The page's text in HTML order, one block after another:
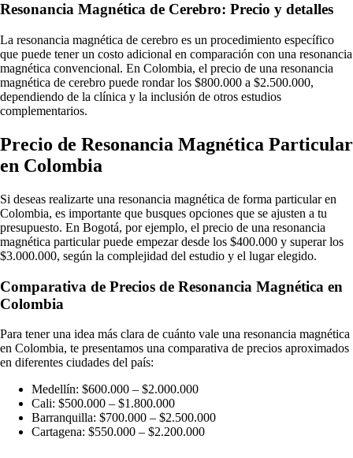
Resonancia Magnética de Cerebro: Precio y detalles
La resonancia magnética de cerebro es un procedimiento específico
que puede tener un costo adicional en comparación con una resonancia
magnética convencional. En Colombia, el precio de una resonancia
magnética de cerebro puede rondar los $800.000 a $2.500.000,
dependiendo de la clínica y la inclusión de otros estudios
complementarios.
Precio de Resonancia Magnética Particular
en Colombia
Si deseas realizarte una resonancia magnética de forma particular en
Colombia, es importante que busques opciones que se ajusten a tu
presupuesto. En Bogotá, por ejemplo, el precio de una resonancia
magnética particular puede empezar desde los $400.000 y superar los
$3.000.000, según la complejidad del estudio y el lugar elegido.
Comparativa de Precios de Resonancia Magnética en
Colombia
Para tener una idea más clara de cuánto vale una resonancia magnética
en Colombia, te presentamos una comparativa de precios aproximados
en diferentes ciudades del país:
Medellín: $600.000 – $2.000.000
Cali: $500.000 – $1.800.000
Barranquilla: $700.000 – $2.500.000
Cartagena: $550.000 – $2.200.000